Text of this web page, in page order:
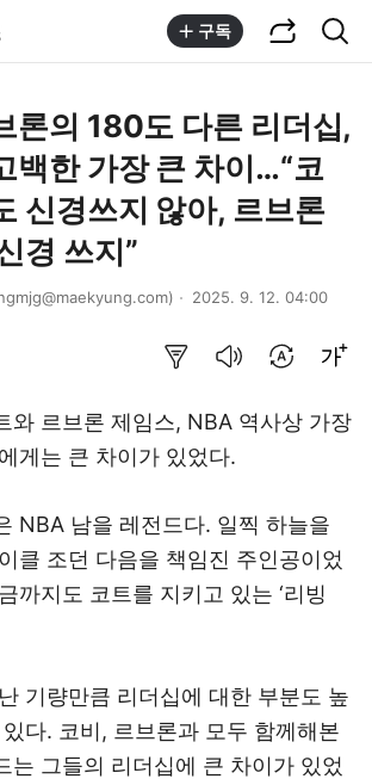
구독
론의 180도 다른 리더십,
백한 가장 큰 차이…“코
신경쓰지 않아, 르브론
경 쓰지”
2025. 9. 12. 04:00
와 르브론 제임스, NBA 역사상 가장
게는 큰 차이가 있었다.
NBA 남을 레전드다. 일찍 하늘을
클 조던 다음을 책임진 주인공이었
까지도 코트를 지키고 있는 ‘리빙
기량만큼 리더십에 대한 부분도 높
다. 코비, 르브론과 모두 함께해본
는 그들의 리더십에 큰 차이가 있었